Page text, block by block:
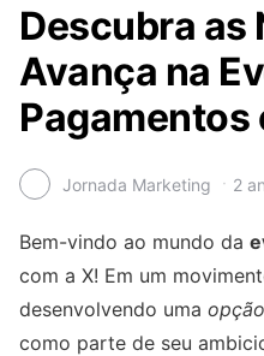
Descubra as
Avança na
Pagamentos
Jornada Marketing 2
Bem-vindo ao mundo da
com a X! Em um
desenvolvendo uma
como parte de seu